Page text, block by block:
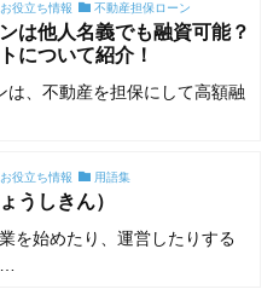
役立ち情報 不動産担保ローン
は他人名義でも融資可能？
について紹介！
は、不動産を担保にして高額融
役立ち情報 用語集
うしきん）
を始めたり、運営したりする